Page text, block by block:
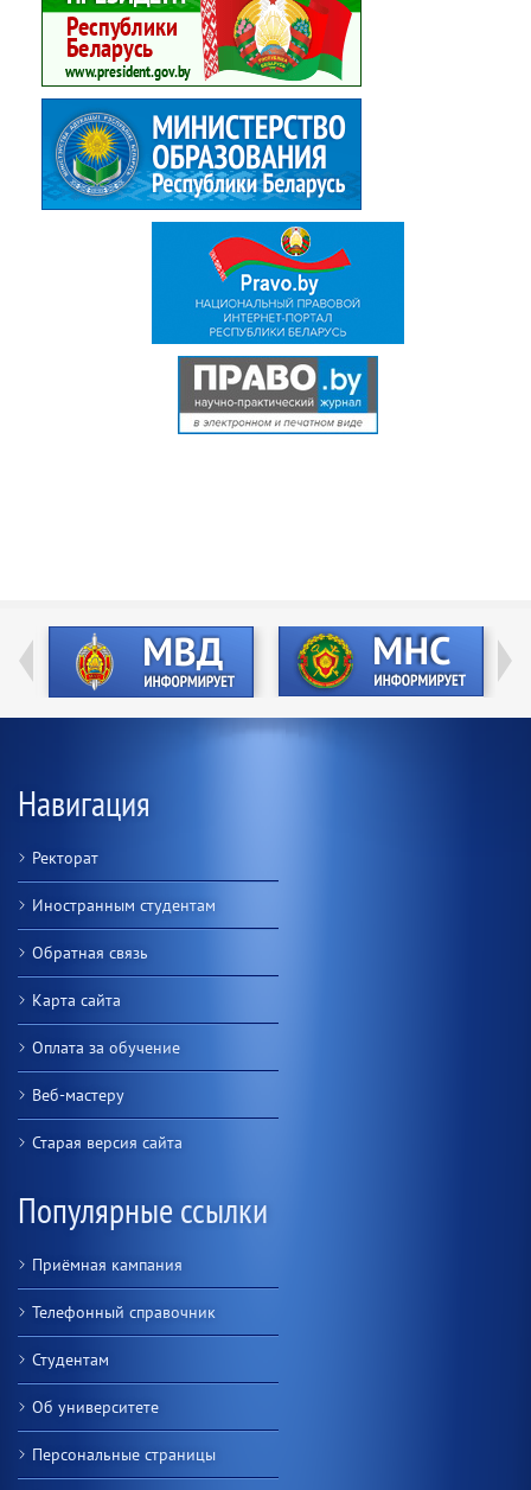
Навигация
Ректорат
Иностранным студентам
Обратная связь
Карта сайта
Оплата за обучение
Веб-мастеру
Старая версия сайта
Популярные ссылки
Приёмная кампания
Телефонный справочник
Студентам
Об университете
Персональные страницы